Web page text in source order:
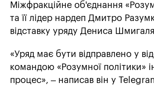
Міжфракційне об'єднання
та її лідер нардеп Дмитро
відставку уряду Дениса
«Уряд має бути відправлено у
командою «Розумної політики»
процес», – написав він у